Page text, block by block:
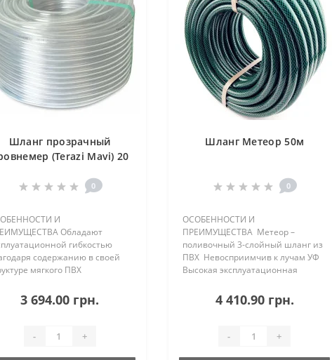
Шланг прозрачный
(Terazi Mavi) 20
0
И
Обладают
гибкостью
содержанию в своей
мягкого ПВХ
Не содержит кадмий /
Не содержит свинец
Не скручивается
3 694.00 грн.
- +
Шланг Метеор 50м
0
ОСОБЕННОСТИ И
ПРЕИМУЩЕСТВА Метеор –
поливочный 3-слойный шланг из
ПВХ Невосприимчив к лучам УФ
Высокая эксплуатационная
Экологичный УЧАСТКИ
ИСПОЛЬЗОВАНИЯ Приусадебные
4 410.90 грн.
- +